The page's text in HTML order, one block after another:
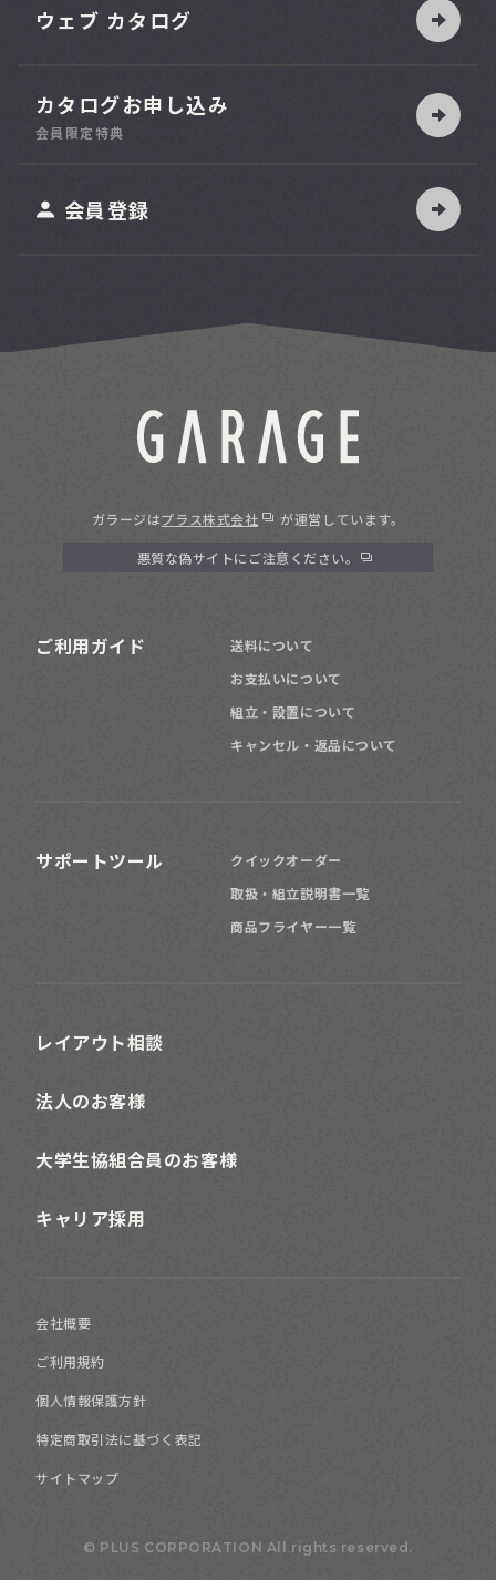
ウェブ カタログ
カタログお申し込み
会員限定特典
会員登録
ガラージはプラス株式会社 が運営しています。
悪質な偽サイトにご注意ください。
ご利用ガイド
送料について
お支払いについて
組立・設置について
キャンセル・返品について
サポートツール
クイックオーダー
取扱・組立説明書一覧
商品フライヤー一覧
レイアウト相談
法人のお客様
大学生協組合員のお客様
キャリア採用
会社概要
ご利用規約
個人情報保護方針
特定商取引法に基づく表記
サイトマップ
© PLUS CORPORATION All rights reserved.